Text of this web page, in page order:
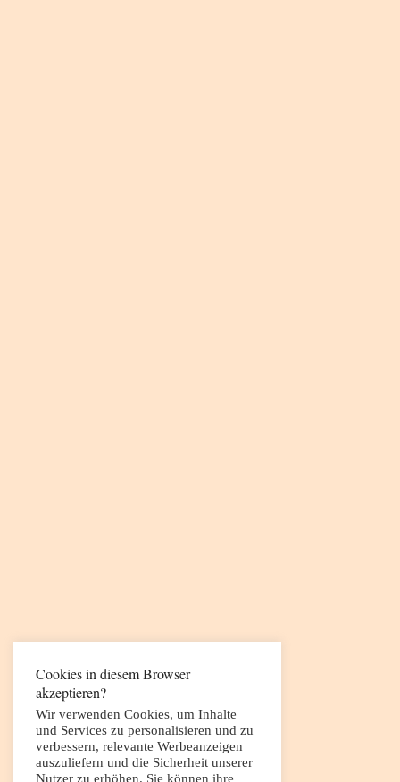
Cookies in diesem Browser
akzeptieren?
Wir verwenden Cookies, um Inhalte
und Services zu personalisieren und zu
verbessern, relevante Werbeanzeigen
auszuliefern und die Sicherheit unserer
Nutzer zu erhöhen. Sie können ihre